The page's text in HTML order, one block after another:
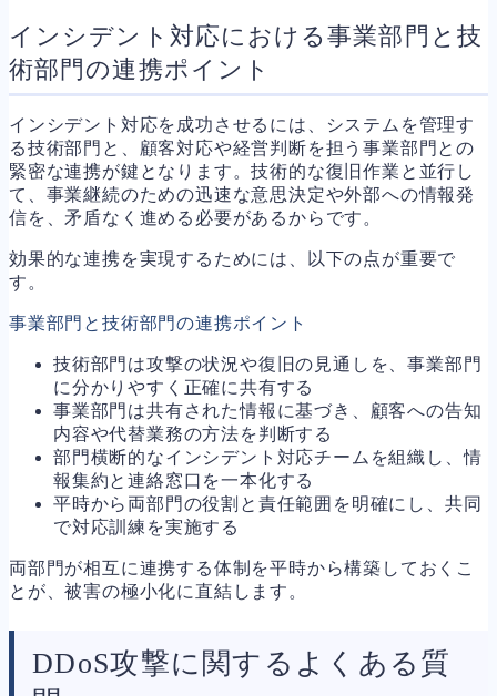
インシデント対応における事業部門と技
術部門の連携ポイント
インシデント対応を成功させるには、システムを管理す
る技術部門と、顧客対応や経営判断を担う事業部門との
緊密な連携が鍵となります。技術的な復旧作業と並行し
て、事業継続のための迅速な意思決定や外部への情報発
信を、矛盾なく進める必要があるからです。
効果的な連携を実現するためには、以下の点が重要で
す。
事業部門と技術部門の連携ポイント
技術部門は攻撃の状況や復旧の見通しを、事業部門
に分かりやすく正確に共有する
事業部門は共有された情報に基づき、顧客への告知
内容や代替業務の方法を判断する
部門横断的なインシデント対応チームを組織し、情
報集約と連絡窓口を一本化する
平時から両部門の役割と責任範囲を明確にし、共同
で対応訓練を実施する
両部門が相互に連携する体制を平時から構築しておくこ
とが、被害の極小化に直結します。
DDoS攻撃に関するよくある質